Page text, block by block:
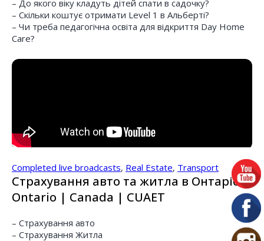
– До якого віку кладуть дітей спати в садочку?
– Скільки коштує отримати Level 1 в Альберті?
– Чи треба педагогічна освіта для відкриття Day Home
Care?
Completed live broadcasts, Real Estate, Transport
Страхування авто та житла в Онтаріо
Ontario | Canada | CUAET
– Страхування авто
– Страхування Житла